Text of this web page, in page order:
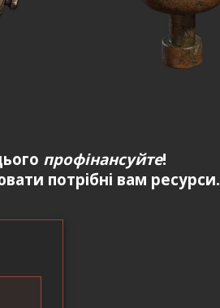
профінансуйте!
потрібні вам ресурси.